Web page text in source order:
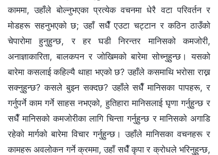
काममा, उहाँले बोल्नुभएका प्रत्येक वचनमा धेरै वटा परिवर्तन र
मोडहरू सहनुभएको छ; उहाँ सधैँ एउटा चट्टान र कठिन ठाउँको
चेपारोमा हुनुहुन्छ, र हर घडी निरन्तर मानिसको कमजोरी,
अनाज्ञाकारिता, बालकपन र जोखिमको बारेमा सोच्नुहुन्छ। यसको
बारेमा कसलाई कहिल्यै थाहा भएको छ? उहाँले कसमाथि भरोसा राख्न
सक्नुहुन्छ? कसले बुझ्न सक्दछ? उहाँले सधैँ मानिसका पापहरू, र
गर्नुपर्ने काम गर्ने साहस नभएको, हुतिहारा मानिसलाई घृणा गर्नुहुन्छ र
सधैँ मानिसको कमजोरीका लागि चिन्ता गर्नुहुन्छ र मानिसको अगाडि
रहेको मार्गको बारेमा विचार गर्नुहुन्छ। उहाँले मानिसका वचनहरू र
कामहरू अवलोकन गर्ने क्रममा, उहाँ सधैँ कृपा र क्रोधले भरिनुहुन्छ,